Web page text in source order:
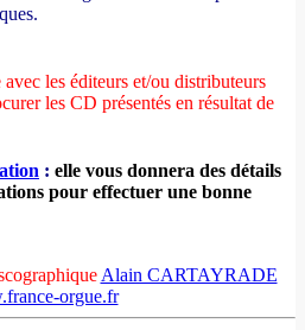
les éditeurs et/ou distributeurs
les CD présentés en résultat de
: elle vous donnera des détails
pour effectuer une bonne
Alain CARTAYRADE
orgue.fr